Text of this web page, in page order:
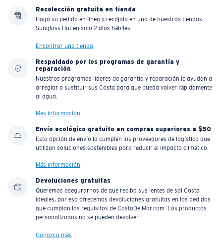
Recolección gratuita en tienda
Haga su pedido en línea y recójalo en una de nuestras tiendas
Sunglass Hut en solo 2 días hábiles.
Encontrar una tienda
Respaldado por los programas de garantía y
reparación
Nuestros programas líderes de garantía y reparación le ayudan a
arreglar o sustituir sus Costa para que pueda volver rápidamente
al agua.
Más información
Envío ecológico gratuito en compras superiores a $50
Esta opción de envío la cumplen los proveedores de logística que
utilizan soluciones sostenibles para reducir el impacto climático.
Más información
Devoluciones gratuitas
Queremos asegurarnos de que reciba sus lentes de sol Costa
ideales, por eso ofrecemos devoluciones gratuitas en los pedidos
que cumplan los requisitos de CostaDelMar.com. Los productos
personalizados no se pueden devolver.
Conozca más